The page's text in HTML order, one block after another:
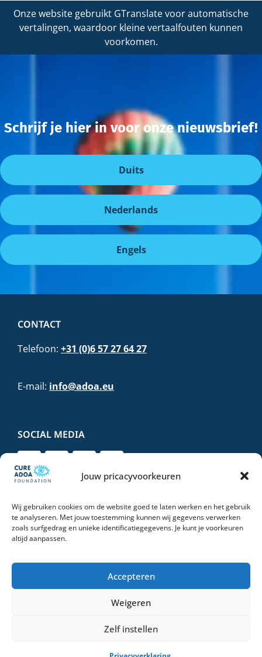
Jouw pricacyvoorkeuren
Wij gebruiken cookies om de website goed te laten werken en het gebruik
te analyseren. Met jouw toestemming kunnen wij gegevens verwerken
zoals surfgedrag en unieke identificatiegegevens. Je kunt je voorkeuren
altijd aanpassen.
Accepteren
Weigeren
Zelf instellen
Onze website gebruikt GTranslate voor automatische
vertalingen, waardoor kleine vertaalfouten kunnen
voorkomen.
Schrijf je hier in voor onze nieuwsbrief!
Duits
Nederlands
Engels
CONTACT
Telefoon: +31 (0)6 57 27 64 27
E-mail: info@adoa.eu
SOCIAL MEDIA
DONEER VEILIG EN VERTROUWD
© 2026 Stichting Cure ADOA Foundation | All Rights Reserved |
OEMF Marketing